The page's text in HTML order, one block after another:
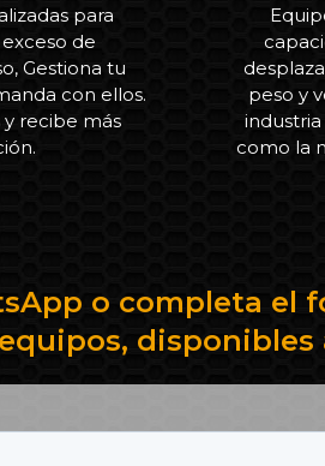
para
de
Gestiona tu
con ellos.
y recibe más
peso y
como la
o completa el
disponibles